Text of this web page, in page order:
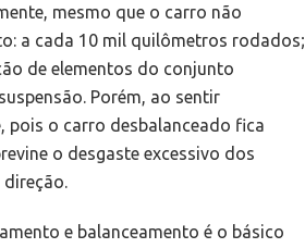
mesmo que o carro não
a cada 10 mil quilômetros rodados;
de elementos do conjunto
Porém, ao sentir
pois o carro desbalanceado fica
o desgaste excessivo dos
direção.
e balanceamento é o básico